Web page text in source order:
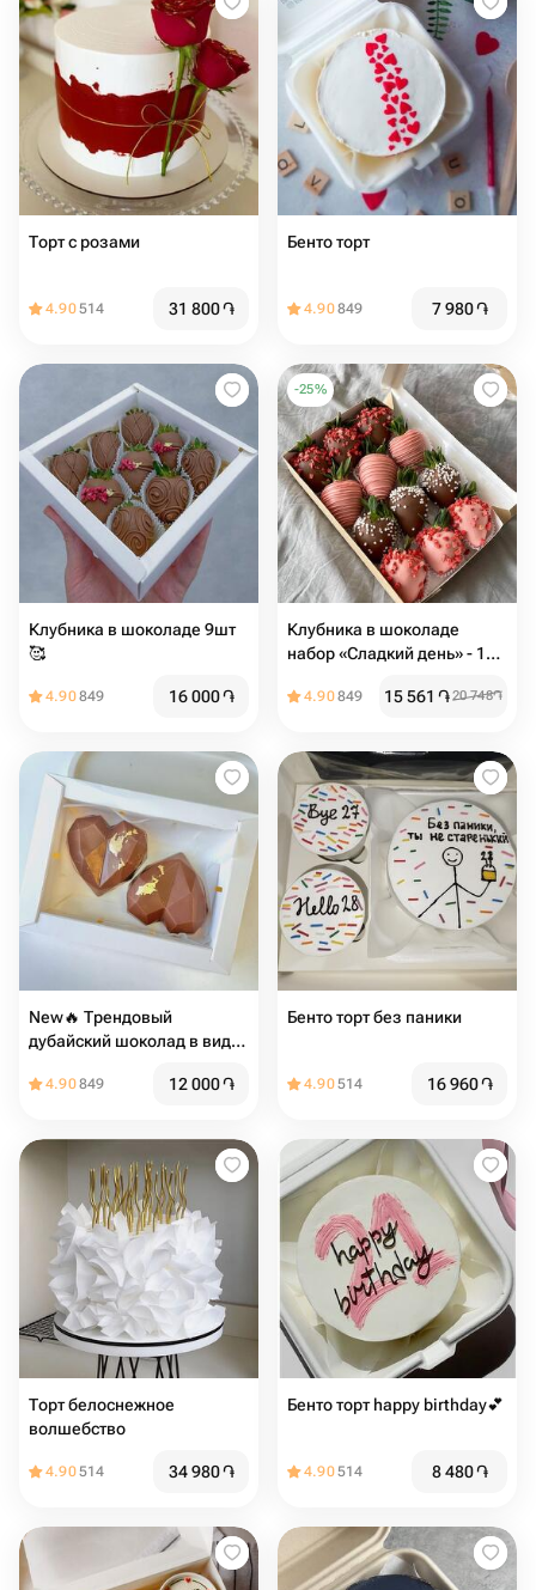
Торт с розами
4.90514 31 800֏
Бенто торт
4.90849 7 980֏
Клубника в шоколаде 9шт
🥰
4.90849 16 000֏
-25%
Клубника в шоколаде
набор «Сладкий день» - 12
4.90849 15 561 ֏20 748֏
New🔥 Трендовый
дубайский шоколад в виде
4.90849 12 000֏
Бенто торт без паники
4.90514 16 960֏
Торт белоснежное
волшебство
4.90514 34 980֏
Бенто торт happy birthday💕
4.90514 8 480֏